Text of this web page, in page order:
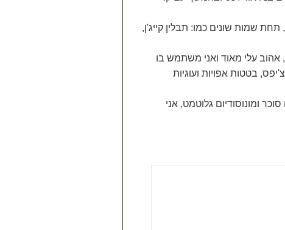
תחת שמות שונים כמו: תבלין קייג'ן,
אהוב עלי מאוד ואני משתמש בו
בטטות אפויות ועוגיות
ומונוסודיום גלוטמט, אני